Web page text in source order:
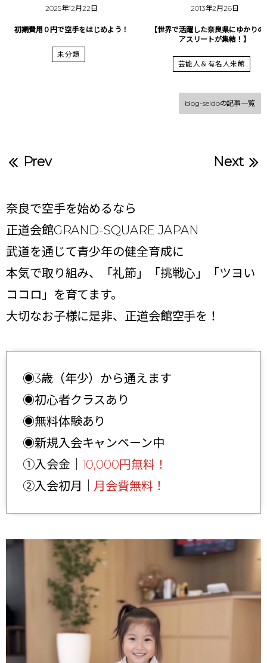
2025年12月22日
初期費用０円で空手をはじめよう！
未分類
2013年2月26日
【世界で活躍した奈良県にゆかりの
アスリートが集結！】
芸能人＆有名人来館
blog-seidoの記事一覧
Prev Next
奈良で空手を始めるなら
正道会館GRAND-SQUARE JAPAN
武道を通じて青少年の健全育成に
本気で取り組み、「礼節」「挑戦心」「ツヨい
ココロ」を育てます。
大切なお子様に是非、正道会館空手を！
◉3歳（年少）から通えます
◉初心者クラスあり
◉無料体験あり
◉新規入会キャンペーン中
①入会金｜ 10,000円無料！
②入会初月｜ 月会費無料！